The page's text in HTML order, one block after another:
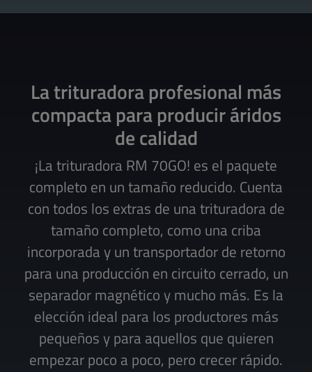
La trituradora profesional más
compacta para producir áridos
de calidad
¡La trituradora RM 70GO! es el paquete
completo en un tamaño reducido. Cuenta
con todos los extras de una trituradora de
tamaño completo, como una criba
incorporada y un transportador de retorno
para una producción en circuito cerrado, un
separador magnético y mucho más. Es la
elección ideal para los productores más
pequeños y para aquellos que quieren
empezar poco a poco, pero crecer rápido.